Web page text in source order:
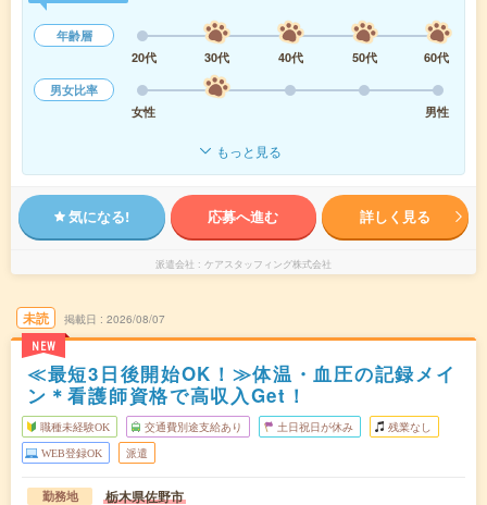
年齢層
20代
30代 40代 50代
60代
男女比率
女性
男性
もっと見る
気になる! 応募へ進む 詳しく見る
派遣会社 ケアスタッフィング株式会社
未読
NEW
掲載日 2026/08/07
≪最短3日後開始OK！≫体温・血圧の記録メイ
ン＊看護師資格で高収入Get！
職種未経験OK 交通費別途支給あり 土日祝日が休み 残業なし
WEB登録OK 派遣
勤務地 栃木県佐野市